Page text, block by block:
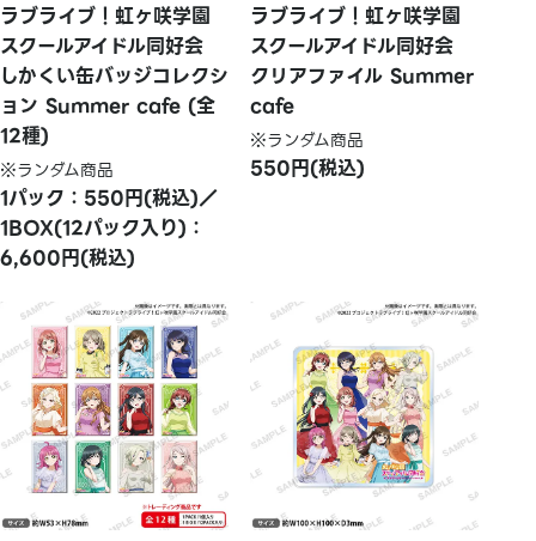
ラブライブ！虹ヶ咲学園
スクールアイドル同好会
しかくい缶バッジコレクシ
ョン Summer cafe (全
12種)
※ランダム商品
1パック：550円(税込)／
1BOX(12パック入り)：
6,600円(税込)
ラブライブ！虹ヶ咲学園
スクールアイドル同好会
クリアファイル Summer
cafe
※ランダム商品
550円(税込)